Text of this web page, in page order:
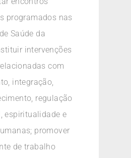
programados nas
Saúde da
intervenções
com
integração,
regulação
espiritualidade e
promover
de trabalho